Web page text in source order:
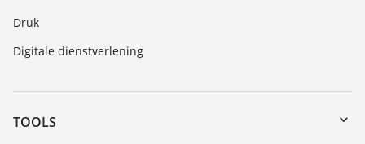
Druk
Digitale dienstverlening
TOOLS